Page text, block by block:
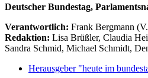
Deutscher Bundestag,
Verantwortlich: Frank Bergmann
Redaktion: Lisa Brüßler, Claudia
Sandra Schmid, Michael Schmidt,
Herausgeber "heute im